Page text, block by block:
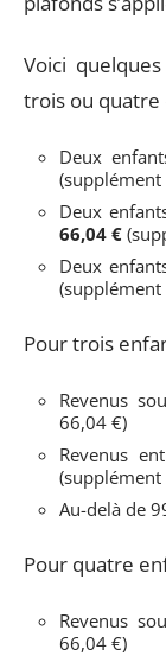
Voici
trois ou quatre
Deux
Deux
66,04 €
Deux
Pour trois
Revenus
66,04 €)
Revenus
Au-delà de
Pour quatre
Revenus
66,04 €)